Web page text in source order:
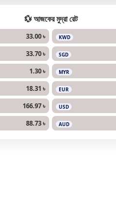
💱 আজকের মুদ্রা রেট
33.00 ৳ KWD
33.70 ৳ SGD
1.30 ৳ MYR
18.31 ৳ EUR
166.97 ৳ USD
88.73 ৳ AUD